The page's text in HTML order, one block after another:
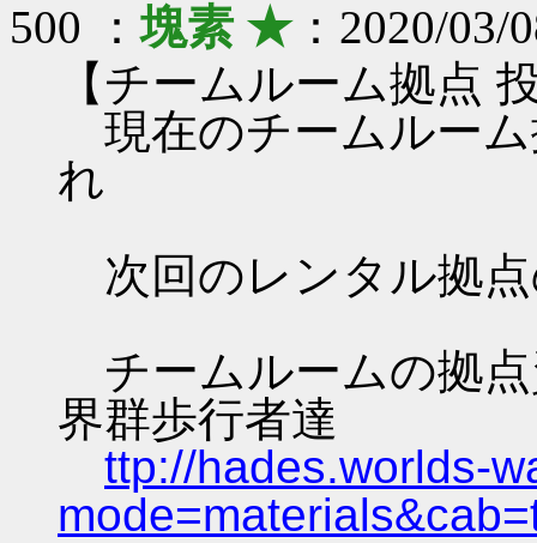
500 ：塊素 ★：2020/03/
【チームルーム拠点
現在のチームルー
れ
次回のレンタル拠
チームルームの拠
界群歩行者達
ttp://hades.worlds-